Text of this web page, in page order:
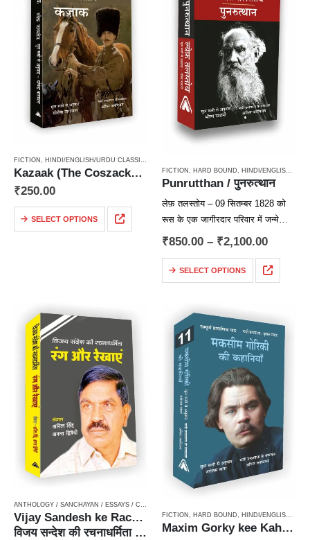
FICTION HINDI/ENGLISH/URDU CLASSICS
Kazaak (The Coszacks / Kazak) / कज़ाक – Cossacks, kazzak, कज्जाक, kajjak, classics
₹250.00
SELECT OPTIONS
FICTION HARD BOUND HINDI/ENGLISH/URDU CLASSICS
Punrutthan / पुनरुत्थान
लेफ़ तलस्तोय – 09 सितम्बर 1828 को
रूस के एक जागीरदार परिवार में जन्मे
विश्व-प्रसिद्ध रूसी लेखक लेफ़ तलस्तोय के
गया था।…
₹850.00 – ₹2,100.00
SELECT OPTIONS
Vijay Sandesh ke Rachnadharmita : Rang aur Rekhayein
विजय सन्देश की रचनाधर्मिता : रंग और रेखाएँ
FICTION , HARD BOUND, HINDI/ENGLISH/URDU CLASSICS
Maxim Gorky kee Kahaniyan / मकसीम गोरिकी की कहानियाँ – Russian Classic Stories